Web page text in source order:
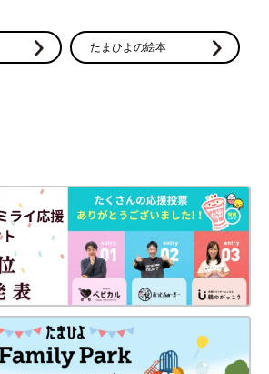
ンを求めたい場合は、正確な確定
どもの将来を左右するとても重要なもの
ンを求めたい場合、どのように申し出た
ンは患者さんの当然の権利です。診断し
談してください。
急性骨髄性白血病ともに、最初の１～２カ
法）のやり方は、どこの病院でもほぼ変わ
た正確な確定診断情報がないと、セカンド
師が、治療方針などについて意見を述べる
ンドオピニオンを求めるのは、寛解導入療
たまひよの絵本